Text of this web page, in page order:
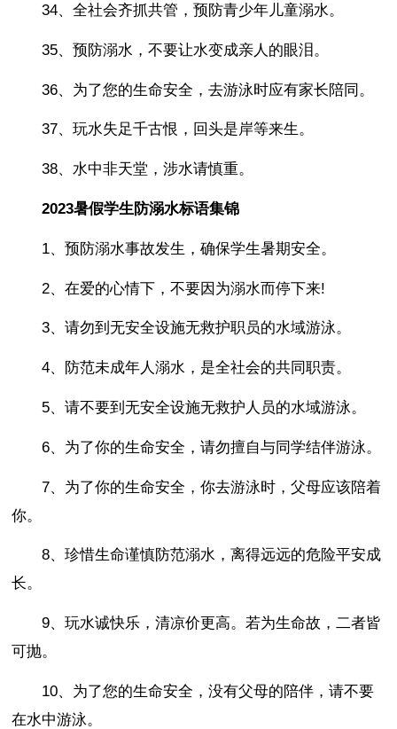
34、全社会齐抓共管，预防青少年儿童溺水。
35、预防溺水，不要让水变成亲人的眼泪。
36、为了您的生命安全，去游泳时应有家长陪同。
37、玩水失足千古恨，回头是岸等来生。
38、水中非天堂，涉水请慎重。
2023暑假学生防溺水标语集锦
1、预防溺水事故发生，确保学生暑期安全。
2、在爱的心情下，不要因为溺水而停下来!
3、请勿到无安全设施无救护职员的水域游泳。
4、防范未成年人溺水，是全社会的共同职责。
5、请不要到无安全设施无救护人员的水域游泳。
6、为了你的生命安全，请勿擅自与同学结伴游泳。
7、为了你的生命安全，你去游泳时，父母应该陪着
你。
8、珍惜生命谨慎防范溺水，离得远远的危险平安成
长。
9、玩水诚快乐，清凉价更高。若为生命故，二者皆
可抛。
10、为了您的生命安全，没有父母的陪伴，请不要
在水中游泳。